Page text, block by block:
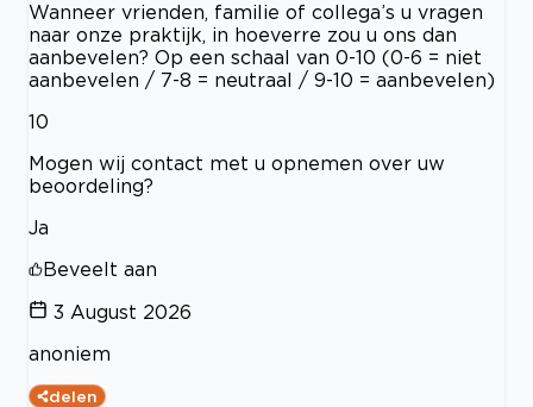
Wanneer vrienden, familie of collega’s u vragen
naar onze praktijk, in hoeverre zou u ons dan
aanbevelen? Op een schaal van 0-10 (0-6 = niet
aanbevelen / 7-8 = neutraal / 9-10 = aanbevelen)
10
Mogen wij contact met u opnemen over uw
beoordeling?
Ja
Beveelt aan
3 August 2026
anoniem
delen